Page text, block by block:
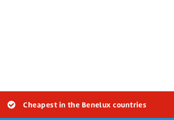
Cheapest in the Benelux countries